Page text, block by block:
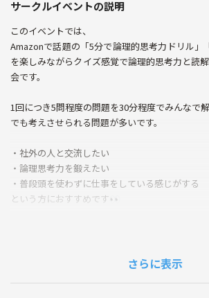
サークルイベントの説明
このイベントでは、
Amazonで話題の「5分で論理的思考力ドリル」
を楽しみながらクイズ感覚で論理的思考力と読
会です。
1回につき5問程度の問題を30分程度でみんなで
でも考えさせられる問題が多いです。
・社外の人と交流したい
・論理思考力を鍛えたい
・普段頭を使わずに仕事をしている感じがする
という方におすすめです👀
さらに表示